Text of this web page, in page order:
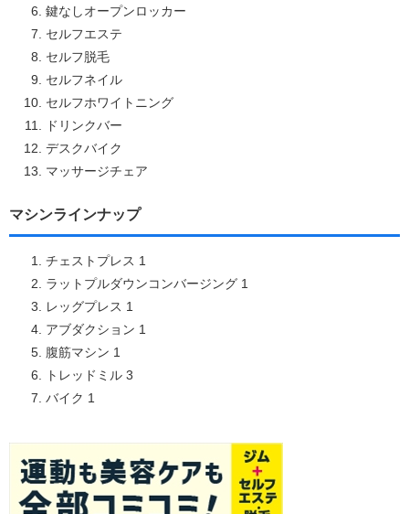
鍵なしオープンロッカー
セルフエステ
セルフ脱毛
セルフネイル
セルフホワイトニング
ドリンクバー
デスクバイク
マッサージチェア
マシンラインナップ
チェストプレス 1
ラットプルダウンコンバージング 1
レッグプレス 1
アブダクション 1
腹筋マシン 1
トレッドミル 3
バイク 1